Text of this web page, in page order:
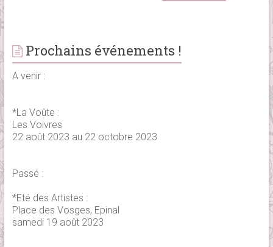
Prochains événements !
A venir :
*La Voûte :
Les Voivres
22 août 2023 au 22 octobre 2023
Passé :
*Eté des Artistes :
Place des Vosges, Epinal
samedi 19 août 2023